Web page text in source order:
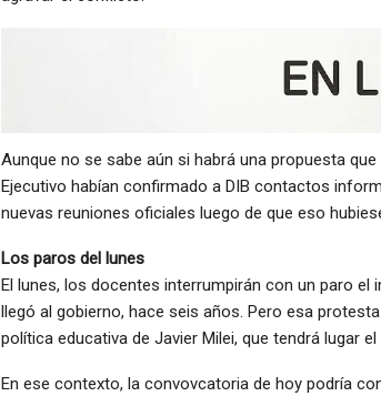
Aunque no se sabe aún si habrá una propuesta
Ejecutivo habían confirmado a DIB contactos
nuevas reuniones oficiales luego de que eso
Los paros del lunes
El lunes, los docentes interrumpirán con un paro
llegó al gobierno, hace seis años. Pero esa
política educativa de Javier Milei, que tendrá lugar
En ese contexto, la convovcatoria de hoy podría